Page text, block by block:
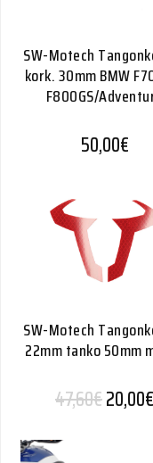
SW-Motech
kork. 30mm BMW
F800GS/
50,00€
SW-Motech
22mm tanko 50mm
47,60€20,00€